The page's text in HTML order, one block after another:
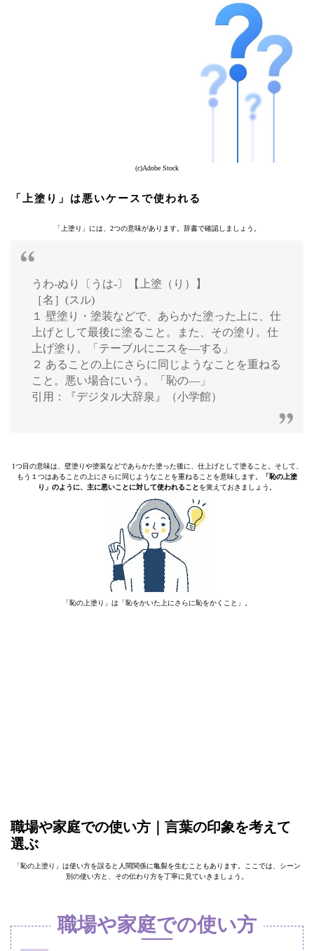
(c)Adobe Stock
「上塗り」は悪いケースで使われる
「上塗り」には、2つの意味があります。辞書で確認しましょう。
うわ‐ぬり〔うは‐〕【上塗（り）】
［名］(スル)
１ 壁塗り・塗装などで、あらかた塗った上に、仕
上げとして最後に塗ること。また、その塗り。仕
上げ塗り。「テーブルにニスを―する」
２ あることの上にさらに同じようなことを重ねる
こと。悪い場合にいう。「恥の―」
引用：『デジタル大辞泉』（小学館）
1つ目の意味は、壁塗りや塗装などであらかた塗った後に、仕上げとして塗ること。そして、
もう１つはあることの上にさらに同じようなことを重ねることを意味します。
「恥の上塗
り」のように、主に悪いことに対して使われることを覚えておきましょう。
「恥の上塗り」は「恥をかいた上にさらに恥をかくこと」。
職場や家庭での使い方｜言葉の印象を考えて
選ぶ
「恥の上塗り」は使い方を誤ると人間関係に亀裂を生むこともあります。ここでは、シーン
別の使い方と、その伝わり方を丁寧に見ていきましょう。
職場や家庭での使い方